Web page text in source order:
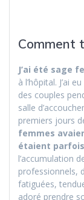
Comment
J’ai été sage
à l’hôpital. J’ai
des couples
salle
premiers jours
femmes
étaient
l’accumulation
professionnels,
fatiguées,
adoré prendre